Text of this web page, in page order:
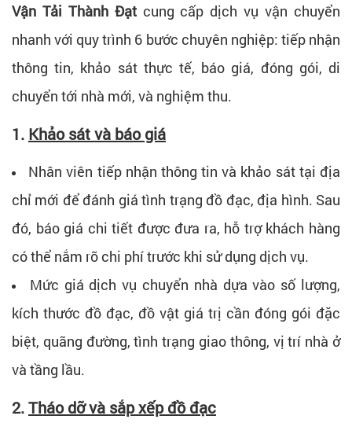
Vận Tải Thành Đạtcung cấp dịch vụ vận chuyển
nhanh với quy trình 6 bước chuyên nghiệp: tiếp nhận
thông tin, khảo sát thực tế, báo giá, đóng gói, di
chuyển tới nhà mới, và nghiệm thu.
1. Khảo sát và báo giá
Nhân viên tiếp nhận thông tin và khảo sát tại địa
chỉ mới để đánh giá tình trạng đồ đạc, địa hình. Sau
đó, báo giá chi tiết được đưa ra, hỗ trợ khách hàng
có thể nắm rõ chi phí trước khi sử dụng dịch vụ.
Mức giá dịch vụ chuyển nhà dựa vào số lượng,
kích thước đồ đạc, đồ vật giá trị cần đóng gói đặc
biệt, quãng đường, tình trạng giao thông, vị trí nhà ở
và tầng lầu.
2.Tháo dỡ và sắp xếp đồ đạc